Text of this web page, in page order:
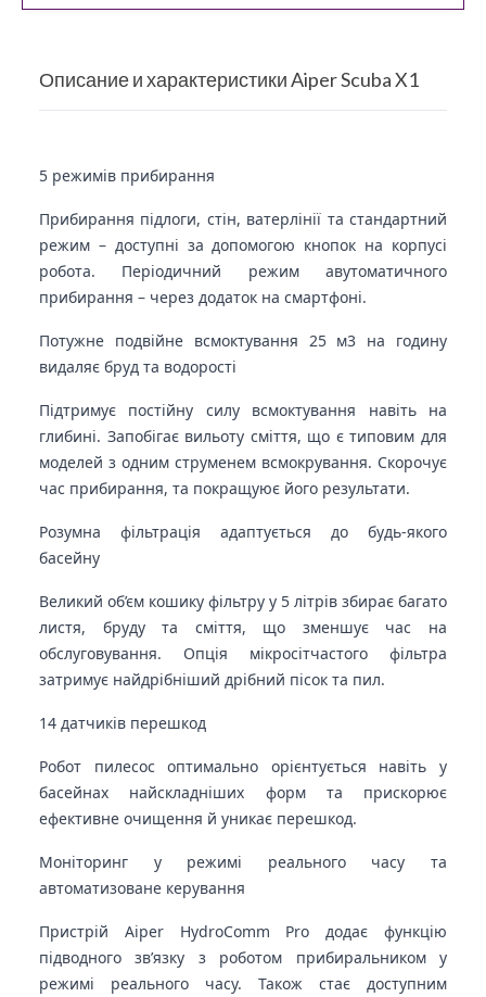
Описание и характеристики Aiper Scuba X1
5 режимів прибирання
Прибирання підлоги, стін, ватерлінії та стандартний
режим – доступні за допомогою кнопок на корпусі
робота. Періодичний режим авутоматичного
прибирання – через додаток на смартфоні.
Потужне подвійне всмоктування 25 м3 на годину
видаляє бруд та водорості
Підтримує постійну силу всмоктування навіть на
глибині. Запобігає вильоту сміття, що є типовим для
моделей з одним струменем всмокрування. Скорочує
час прибирання, та покращуює його результати.
Розумна фільтрація адаптується до будь-якого
басейну
Великий об’єм кошику фільтру у 5 літрів збирає багато
листя, бруду та сміття, що зменшує час на
обслуговування. Опція мікросітчастого фільтра
затримує найдрібніший дрібний пісок та пил.
14 датчиків перешкод
Робот пилесос оптимально орієнтується навіть у
басейнах найскладніших форм та прискорює
ефективне очищення й уникає перешкод.
Моніторинг у режимі реального часу та
автоматизоване керування
Пристрій Aiper HydroComm Pro додає функцію
підводного зв’язку з роботом прибиральником у
режимі реального часу. Також стає доступним